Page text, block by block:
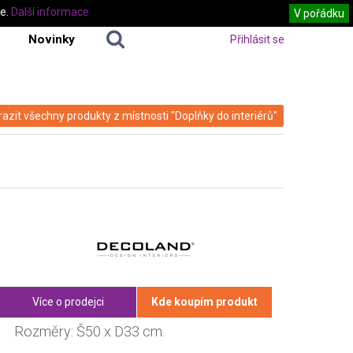
Novinky Přihlásit se
všechny produkty z místnosti "Doplňky do interiérů"
Více o prodejci Kde koupím produkt
Rozměry: Š50 x D33 cm.
V pořádku
Další informace